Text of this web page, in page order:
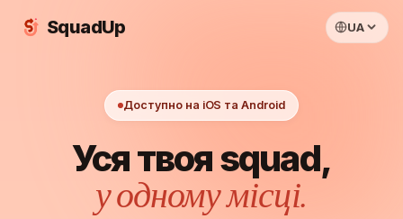
SquadUp UA
Доступно на iOS та Android
Уся твоя squad,
у одному місці.